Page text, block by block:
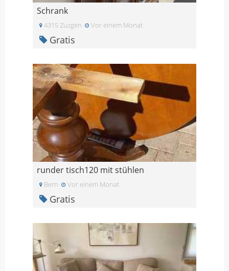
Schrank
4315 Zuzgen Vor einem Monat
Gratis
runder tisch120 mit stühlen
Bern Vor einem Monat
Gratis